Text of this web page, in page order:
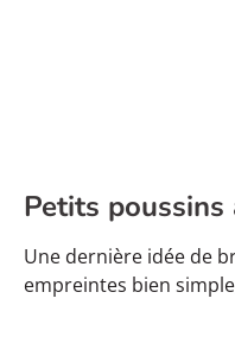
Petits
Une dernière idée de
empreintes bien